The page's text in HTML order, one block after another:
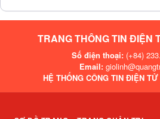
TRANG THÔNG TIN ĐIỆN
Số điện thoại: (+84)
Email:
HỆ THỐNG CÔNG TIN ĐIỆN